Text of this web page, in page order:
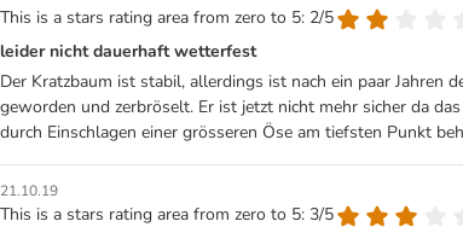
This is a stars rating area from zero to 5: 2/5
leider nicht dauerhaft wetterfest
Der Kratzbaum ist stabil, allerdings ist nach ein paar
geworden und zerbröselt. Er ist jetzt nicht mehr sicher da
durch Einschlagen einer grösseren Öse am tiefsten Punkt
21.10.19
This is a stars rating area from zero to 5: 3/5